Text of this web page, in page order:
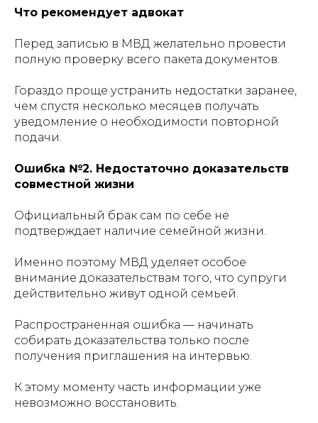
Что рекомендует адвокат
Перед записью в МВД желательно провести
полную проверку всего пакета документов.
Гораздо проще устранить недостатки заранее,
чем спустя несколько месяцев получать
уведомление о необходимости повторной
подачи.
Ошибка №2. Недостаточно доказательств
совместной жизни
Официальный брак сам по себе не
подтверждает наличие семейной жизни.
Именно поэтому МВД уделяет особое
внимание доказательствам того, что супруги
действительно живут одной семьей.
Распространенная ошибка — начинать
собирать доказательства только после
получения приглашения на интервью.
К этому моменту часть информации уже
невозможно восстановить.